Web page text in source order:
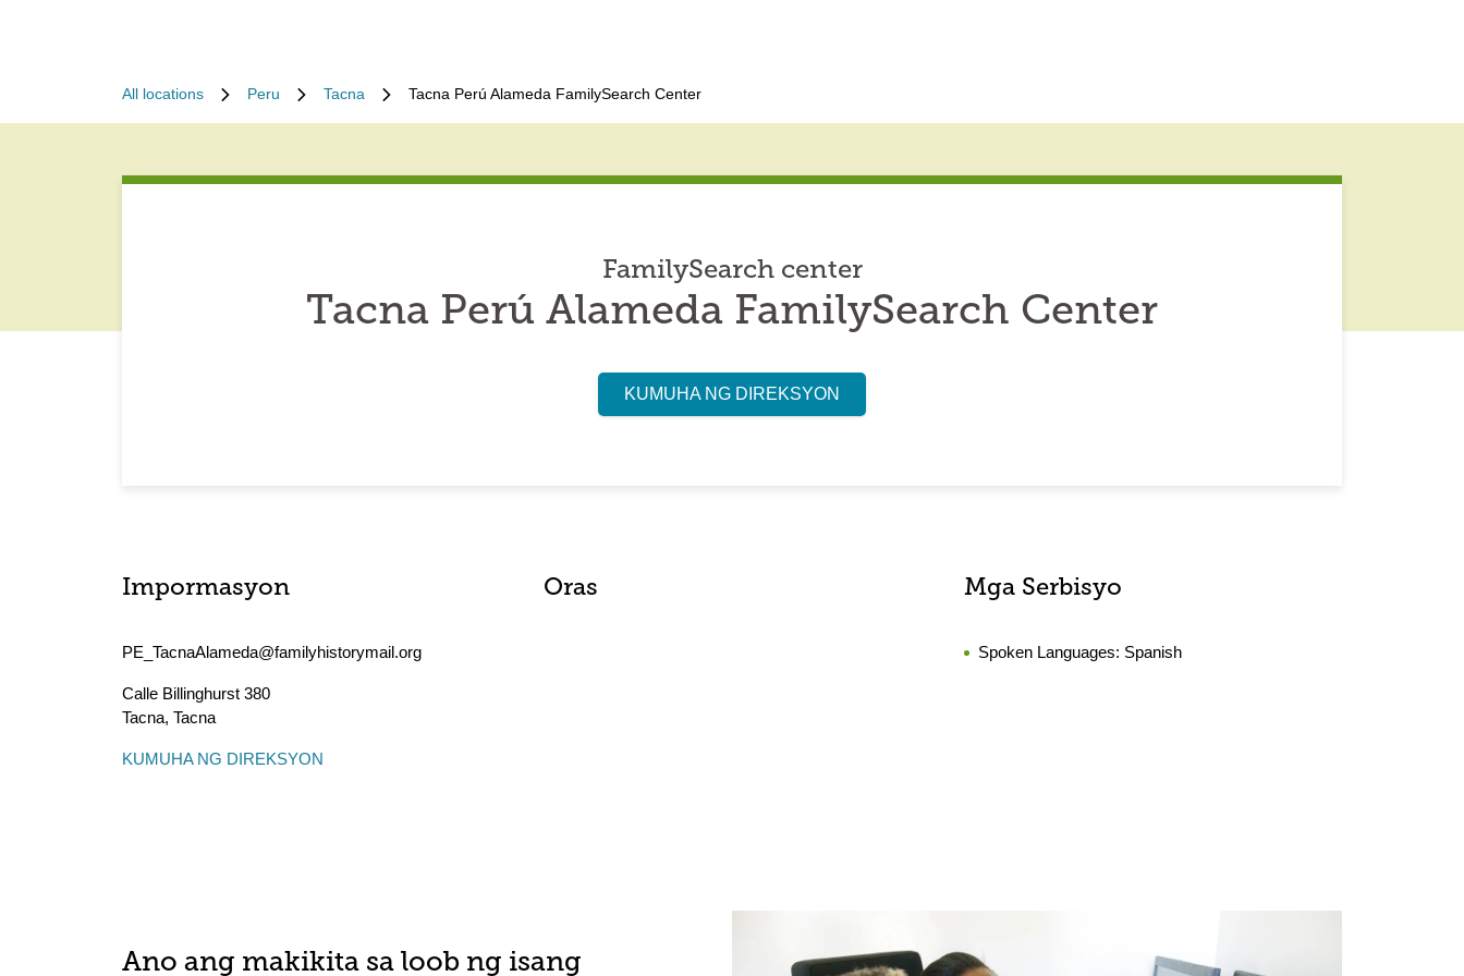
All locations Peru Tacna Tacna Perú Alameda FamilySearch Center
FamilySearch center
Tacna Perú Alameda FamilySearch Center
KUMUHA NG DIREKSYON
Impormasyon
PE_TacnaAlameda@familyhistorymail.org
Calle Billinghurst 380
Tacna, Tacna
KUMUHA NG DIREKSYON
Oras Mga Serbisyo
Spoken Languages: Spanish
Ano ang makikita sa loob ng isang